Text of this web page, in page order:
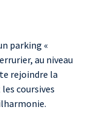
parking «
au niveau
rejoindre la
coursives